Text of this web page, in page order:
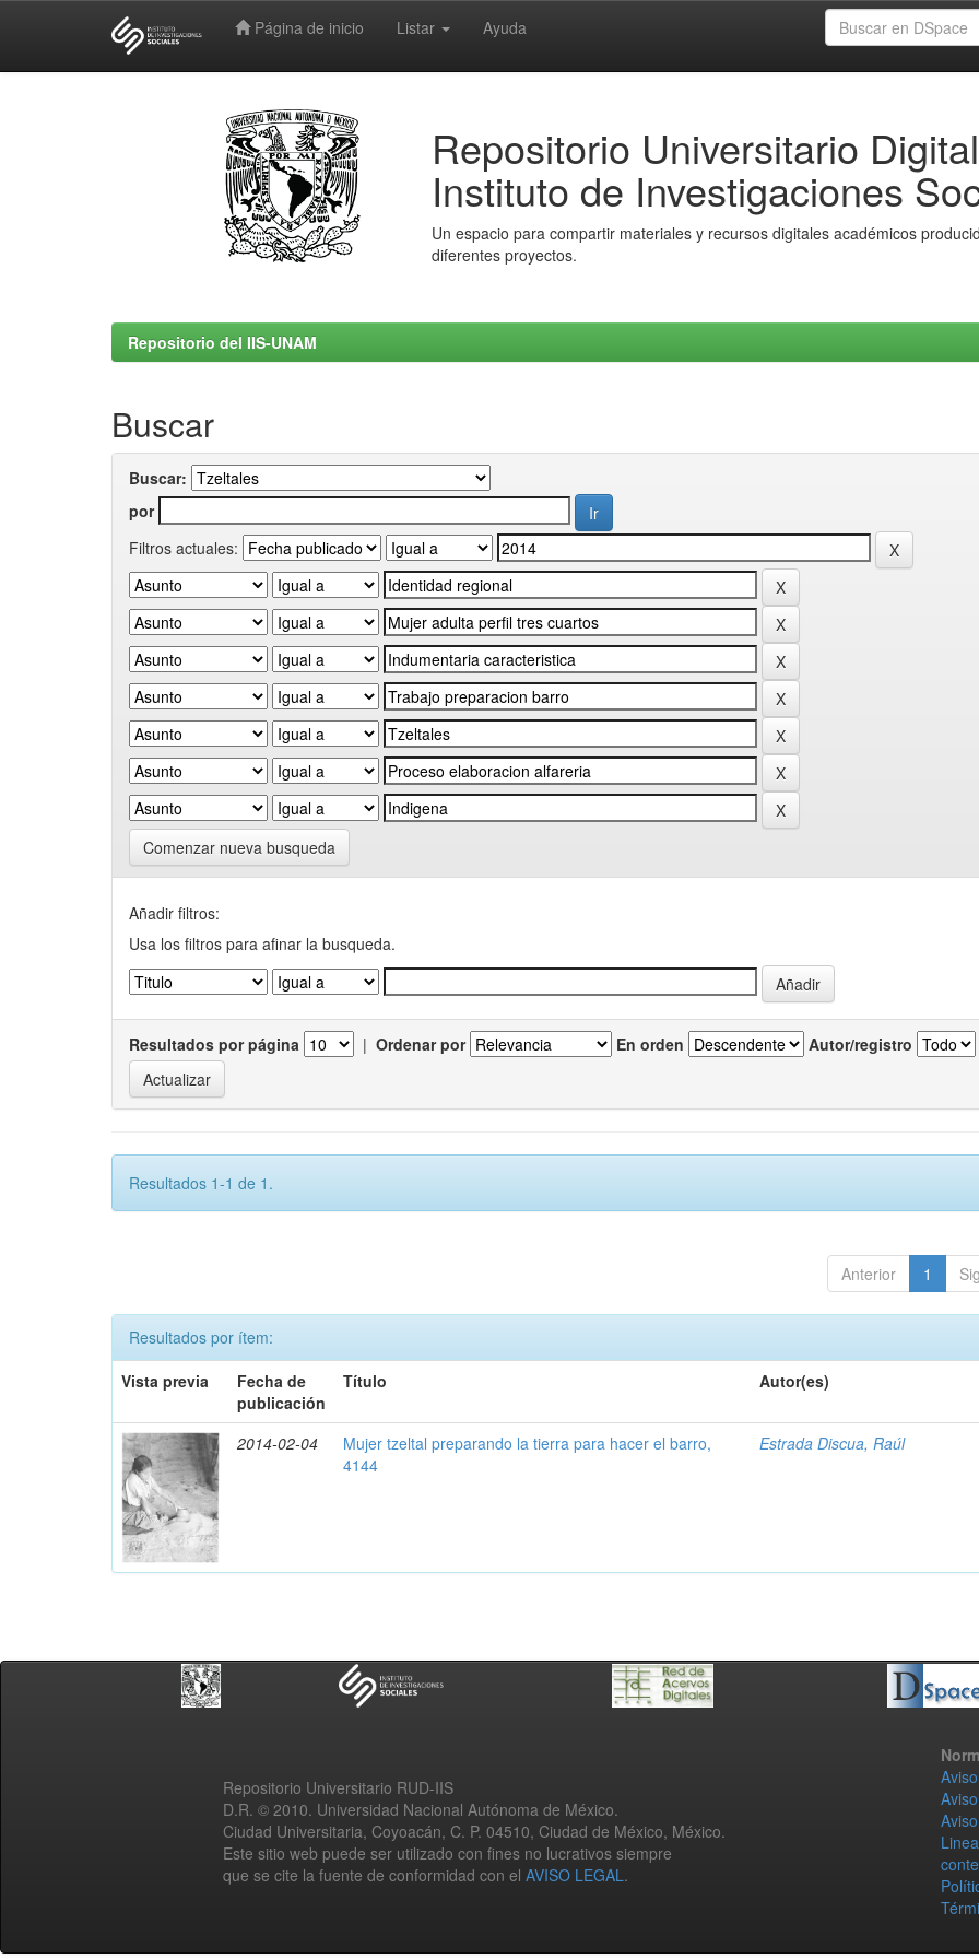
Página de inicio Listar Ayuda
Repositorio Universitario Digital
Instituto de Investigaciones
Un espacio para compartir materiales y recursos digitales académicos
diferentes proyectos.
Repositorio del IIS-UNAM
Buscar
Buscar:
por
Filtros actuales:
Comenzar nueva busqueda
Añadir filtros:
Usa los filtros para afinar la busqueda.
Resultados por página | Ordenar por En orden Autor/registro
Resultados 1-1 de 1.
Anterior 1
Resultados por ítem:
Vista previa
Fecha de
publicación
Título Autor(es)
2014-02-04
Mujer tzeltal preparando la tierra para hacer el barro,
4144
Estrada Discua, Raúl
Repositorio Universitario RUD-IIS
D.R. © 2010. Universidad Nacional Autónoma de México.
Ciudad Universitaria, Coyoacán, C. P. 04510, Ciudad de México, México.
Este sitio web puede ser utilizado con fines no lucrativos siempre
que se cite la fuente de conformidad con el AVISO LEGAL.